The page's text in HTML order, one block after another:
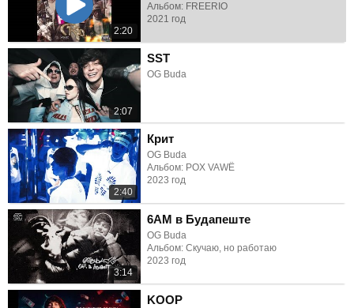
2:20
Альбом: FREERIO
2021 год
2:07
SST
OG Buda
2:40
Крит
OG Buda
Альбом: POX VAWË
2023 год
3:14
6AM в Будапеште
OG Buda
Альбом: Скучаю, но работаю
2023 год
KOOP